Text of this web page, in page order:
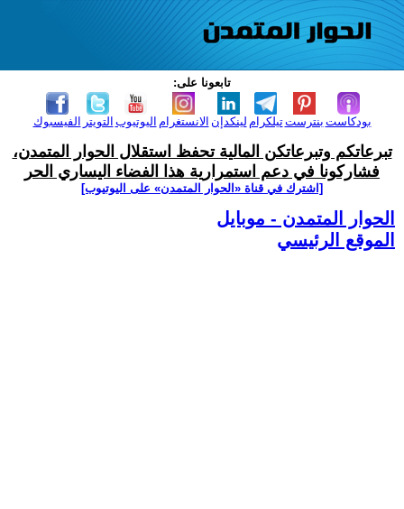
تابعونا على:
الفيسبوك التويتر اليوتيوب الانستغرام لينكدإن تيلكرامبنترست بودكاست
تبرعاتكم وتبرعاتكن المالية تحفظ استقلال الحوار المتمدن،
فشاركونا في دعم استمرارية هذا الفضاء اليساري الحر
[اشترك في قناة ‫«الحوار المتمدن» على اليوتيوب]
الحوار المتمدن - موبايل
الموقع الرئيسي